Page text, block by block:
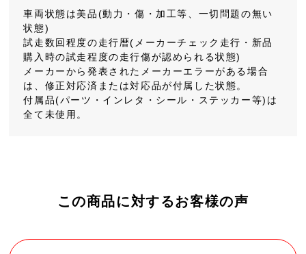
車両状態は美品(動力・傷・加工等、一切問題の無い
状態)
試走数回程度の走行暦(メーカーチェック走行・新品
購入時の試走程度の走行傷が認められる状態)
メーカーから発表されたメーカーエラーがある場合
は、修正対応済または対応品が付属した状態。
付属品(パーツ・インレタ・シール・ステッカー等)は
全て未使用。
この商品に対するお客様の声